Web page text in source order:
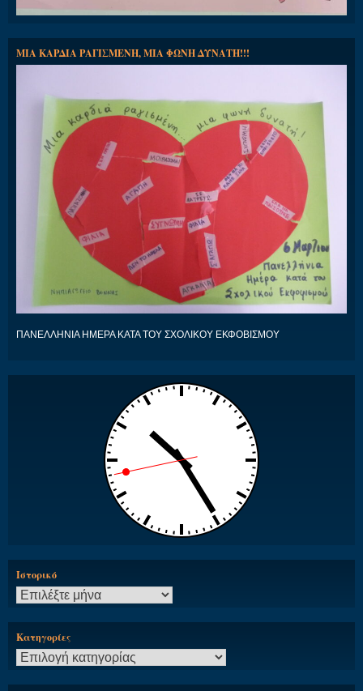
ΜΙΑ ΚΑΡΔΙΑ ΡΑΓΙΣΜΕΝΗ, ΜΙΑ ΦΩΝΗ ΔΥΝΑΤΗ!!!
ΠΑΝΕΛΛΗΝΙΑ ΗΜΕΡΑ ΚΑΤΑ ΤΟΥ ΣΧΟΛΙΚΟΥ ΕΚΦΟΒΙΣΜΟΥ
Ιστορικό
Ιστορικό
Kατηγορίες
Kατηγορίες